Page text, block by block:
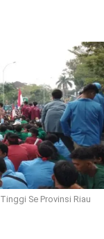
Se Provinsi Riau